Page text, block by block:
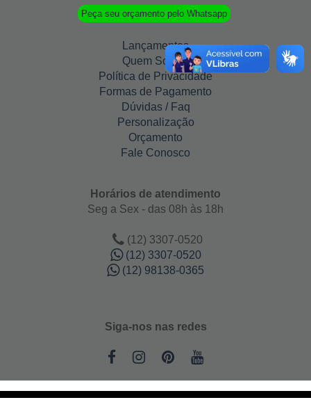
Peça seu orçamento pelo Whatsapp
Lançamentos
Quem Somos
Política de Privacidade
Formas de Pagamento
Dúvidas / Faq
Personalização
Orçamento
Fale Conosco
Horários de atendimento
Seg a Sex - das 08h às 18h
(12) 3307-0520
(12) 3307-0520
(12) 98138-0365
Siga-nos nas redes